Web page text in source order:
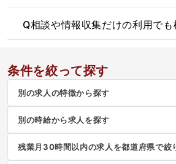
Q相談や情報収集だけの利用で
条件を絞って探す
別の求人の特徴から探す
別の時給から求人を探す
残業月30時間以内の求人を都道府県で絞